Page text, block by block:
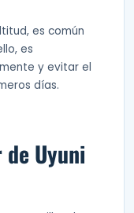
es común
es
y evitar el
días.
Uyuni